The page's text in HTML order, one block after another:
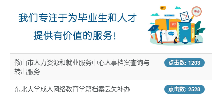
微咨询
人才服务
留学和考研
案例
关于我们
鞍山市人力资源和就业服务中心人事档案查询与
转出服务
点击数: 1203
东北大学成人网络教育学籍档案丢失补办 点击数: 2528